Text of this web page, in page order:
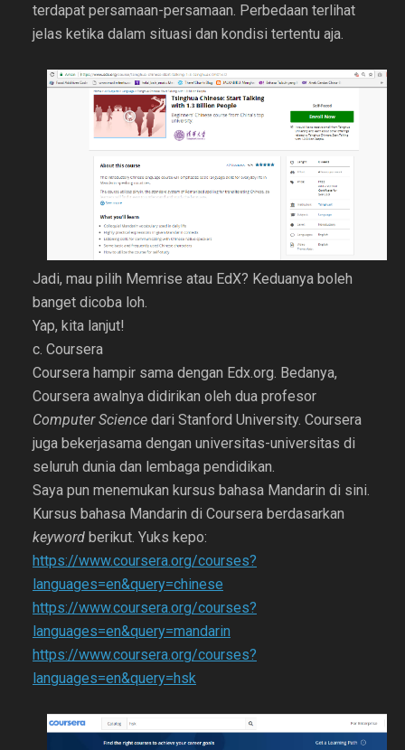
terdapat persamaan-persamaan. Perbedaan terlihat
jelas ketika dalam situasi dan kondisi tertentu aja.
Jadi, mau pilih Memrise atau EdX? Keduanya boleh
banget dicoba loh.
Yap, kita lanjut!
c. Coursera
Coursera hampir sama dengan Edx.org. Bedanya,
Coursera awalnya didirikan oleh dua profesor
Computer Science dari Stanford University. Coursera
juga bekerjasama dengan universitas-universitas di
seluruh dunia dan lembaga pendidikan.
Saya pun menemukan kursus bahasa Mandarin di sini.
Kursus bahasa Mandarin di Coursera berdasarkan
keyword berikut. Yuks kepo:
https://www.coursera.org/courses?
languages=en&query=chinese
https://www.coursera.org/courses?
languages=en&query=mandarin
https://www.coursera.org/courses?
languages=en&query=hsk